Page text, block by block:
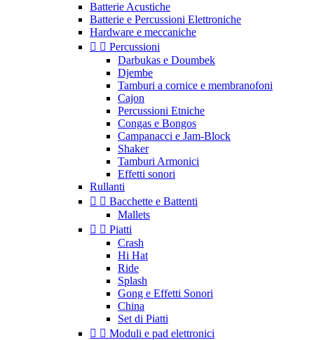
Batterie Acustiche
Batterie e Percussioni Elettroniche
Hardware e meccaniche
  Percussioni
Darbukas e Doumbek
Djembe
Tamburi a cornice e membranofoni
Cajon
Percussioni Etniche
Congas e Bongos
Campanacci e Jam-Block
Shaker
Tamburi Armonici
Effetti sonori
Rullanti
  Bacchette e Battenti
Mallets
  Piatti
Crash
Hi Hat
Ride
Splash
Gong e Effetti Sonori
China
Set di Piatti
  Moduli e pad elettronici